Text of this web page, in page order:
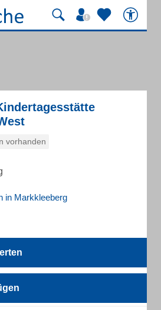
vorhanden
in Markkleeberg